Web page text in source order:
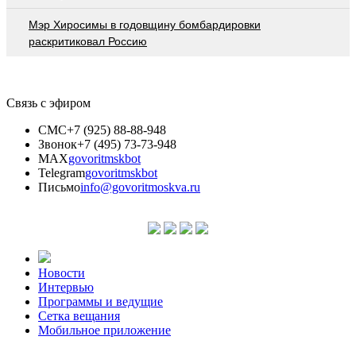
Мэр Хиросимы в годовщину бомбардировки
раскритиковал Россию
Связь с эфиром
СМС+7 (925) 88-88-948
Звонок+7 (495) 73-73-948
MAXgovoritmskbot
Telegramgovoritmskbot
Письмоinfo@govoritmoskva.ru
Новости
Интервью
Программы и ведущие
Сетка вещания
Мобильное приложение